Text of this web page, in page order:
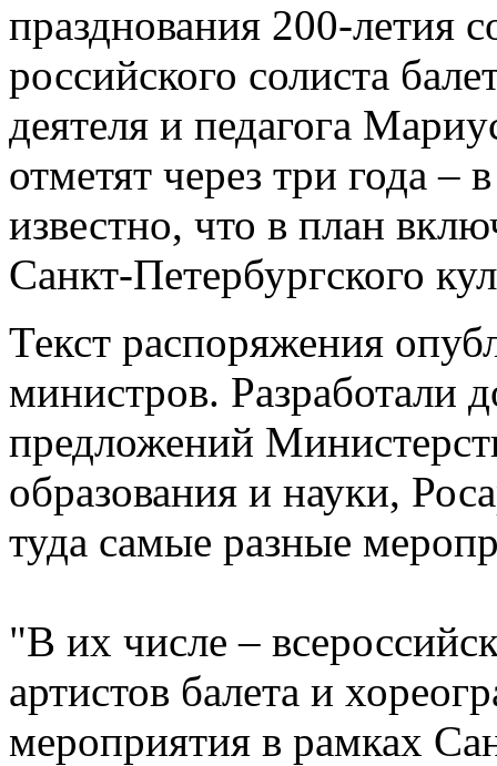
празднования 200-летия
российского солиста
деятеля и педагога
отметят через три года –
известно, что в план
Санкт-Петербургского
Текст распоряжения
министров. Разработали
предложений
образования и науки,
туда самые разные
"В их числе –
артистов балета и
мероприятия в рамках